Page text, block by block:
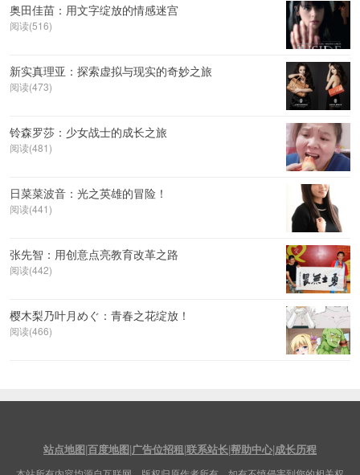
奥田佳苗：用文字绽放的情感迷宫
阅读(516)
新实真理亚：探索虚拟与现实的奇妙之旅
阅读(473)
铃森罗莎：少女战士的成长之旅
阅读(481)
日菜菜波音：光之英雄的冒险！
阅读(441)
张先智：用创意点亮教育改革之路
阅读(442)
樱木梨乃叶月めぐ：青春之花绽放！
阅读(466)
站点地图|百度地图|广告位招租|联系站长|帮助中心|成长历程